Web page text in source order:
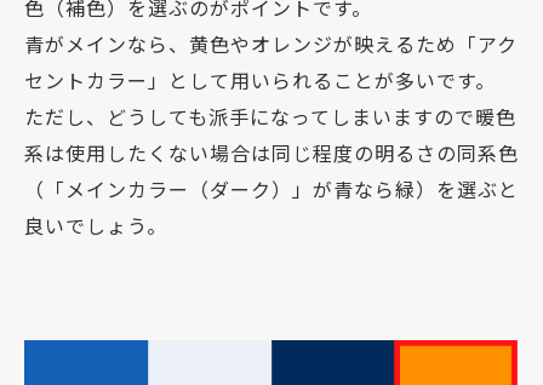
色（補色）を選ぶのがポイントです。
青がメインなら、黄色やオレンジが映えるため「アク
セントカラー」として用いられることが多いです。
ただし、どうしても派手になってしまいますので暖色
系は使用したくない場合は同じ程度の明るさの同系色
（「メインカラー（ダーク）」が青なら緑）を選ぶと
良いでしょう。